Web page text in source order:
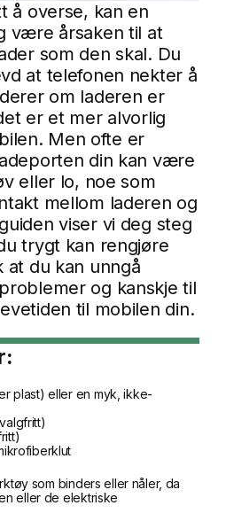
å overse, kan en
være årsaken til at
som den skal. Du
at telefonen nekter å
om laderen er
er et mer alvorlig
Men ofte er
din kan være
eller lo, noe som
mellom laderen og
viser vi deg steg
trygt kan rengjøre
at du kan unngå
og kanskje til
til mobilen din.
plast) eller en myk, ikke-
som binders eller nåler, da
eller de elektriske